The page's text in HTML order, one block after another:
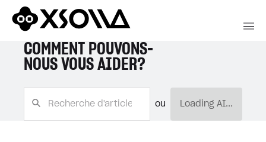
COMMENT POUVONS-
NOUS VOUS AIDER?
ou Loading AI...